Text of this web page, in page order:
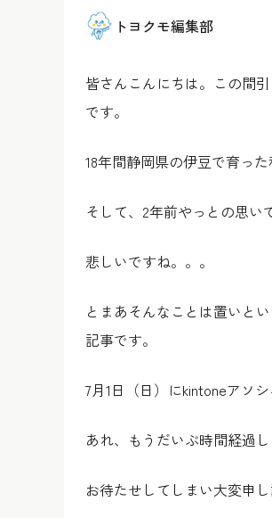
トヨクモ編集部
皆さんこんにちは。この間
です。
18年間静岡県の伊豆で育っ
そして、2年前やっとの思い
悲しいですね。。。
とまあそんなことは置いと
記事です。
7月1日（日）にkintoneアソ
あれ、もうだいぶ時間経過
お待たせしてしまい大変申